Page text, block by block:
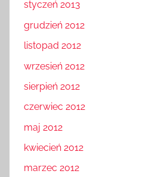
styczeń 2013
grudzień 2012
listopad 2012
wrzesień 2012
sierpień 2012
czerwiec 2012
maj 2012
kwiecień 2012
marzec 2012